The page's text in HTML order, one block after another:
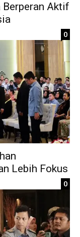
Berperan Aktif
0
Lebih Fokus
0